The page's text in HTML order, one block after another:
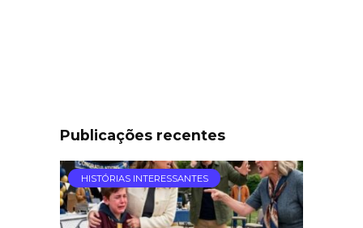
Publicações recentes
HISTÓRIAS INTERESSANTES